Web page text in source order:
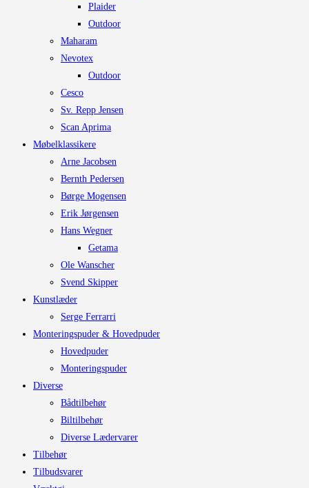
Plaider
Outdoor
Maharam
Nevotex
Outdoor
Cesco
Sv. Repp Jensen
Scan Aprima
Møbelklassikere
Arne Jacobsen
Bernth Pedersen
Børge Mogensen
Erik Jørgensen
Hans Wegner
Getama
Ole Wanscher
Svend Skipper
Kunstlæder
Serge Ferrarri
Monteringspuder & Hovedpuder
Hovedpuder
Monteringspuder
Diverse
Bådtilbehør
Biltilbehør
Diverse Lædervarer
Tilbehør
Tilbudsvarer